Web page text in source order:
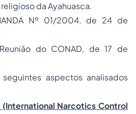
da Ayahuasca.
Nº 01/2004, de 24 de
do CONAD, de 17 de
aspectos analisados
Narcotics Control